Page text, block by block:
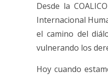
Desde la
Internacional
el camino del
vulnerando los
Hoy cuando